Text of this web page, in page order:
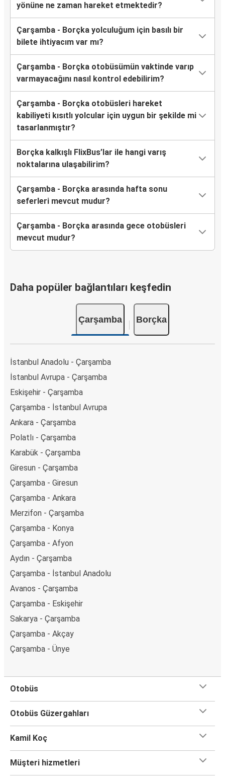
yönüne ne zaman hareket etmektedir?
Çarşamba - Borçka yolculuğum için basılı bir
bilete ihtiyacım var mı?
Çarşamba - Borçka otobüsümün vaktinde varıp
varmayacağını nasıl kontrol edebilirim?
Çarşamba - Borçka otobüsleri hareket
kabiliyeti kısıtlı yolcular için uygun bir şekilde mi
tasarlanmıştır?
Borçka kalkışlı FlixBus’lar ile hangi varış
noktalarına ulaşabilirim?
Çarşamba - Borçka arasında hafta sonu
seferleri mevcut mudur?
Çarşamba - Borçka arasında gece otobüsleri
mevcut mudur?
Daha popüler bağlantıları keşfedin
Çarşamba Borçka
İstanbul Anadolu - Çarşamba
İstanbul Avrupa - Çarşamba
Eskişehir - Çarşamba
Çarşamba - İstanbul Avrupa
Ankara - Çarşamba
Polatlı - Çarşamba
Karabük - Çarşamba
Giresun - Çarşamba
Çarşamba - Giresun
Çarşamba - Ankara
Merzifon - Çarşamba
Çarşamba - Konya
Çarşamba - Afyon
Aydın - Çarşamba
Çarşamba - İstanbul Anadolu
Avanos - Çarşamba
Çarşamba - Eskişehir
Sakarya - Çarşamba
Çarşamba - Akçay
Çarşamba - Ünye
Otobüs
Otobüs Güzergahları
Kamil Koç
Müşteri hizmetleri